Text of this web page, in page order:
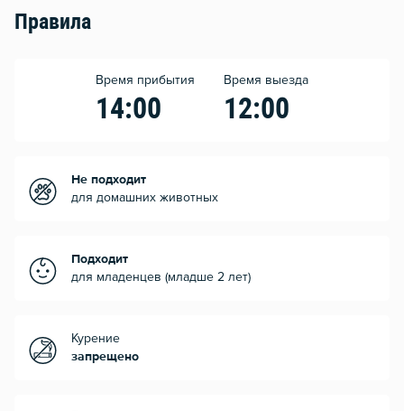
Правила
Время прибытия
14:00
Время выезда
12:00
Не подходит
для домашних животных
Подходит
для младенцев (младше 2 лет)
Курение
запрещено